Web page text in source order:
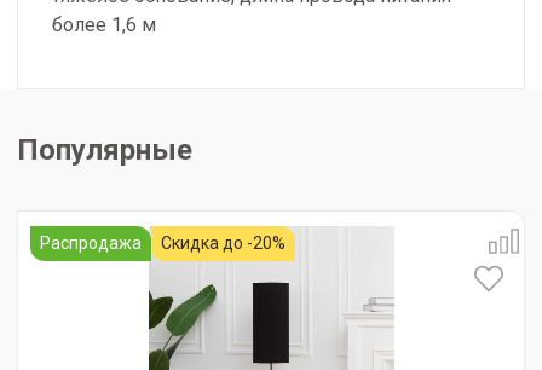
более 1,6 м
Популярные
Распродажа Скидка до -20%